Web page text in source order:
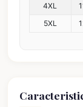
4XL
5XL